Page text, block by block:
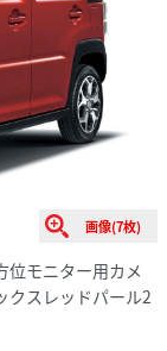
画像(7枚)
位モニター用カメ
クスレッドパール2